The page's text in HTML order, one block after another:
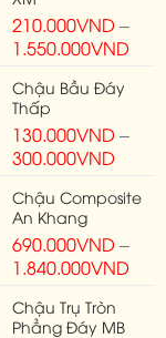
210.000VND–
1.550.000VND
Chậu Bầu Đáy
Thấp
130.000VND–
300.000VND
Chậu Composite
An Khang
690.000VND–
1.840.000VND
Chậu Trụ Tròn
Phẳng Đáy MB